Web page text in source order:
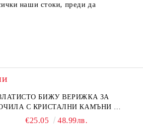
наши стоки, преди да
БИЖУ ВЕРИЖКА ЗА
С КРИСТАЛНИ КАМЪНИ И
€25.05 48.99лв.